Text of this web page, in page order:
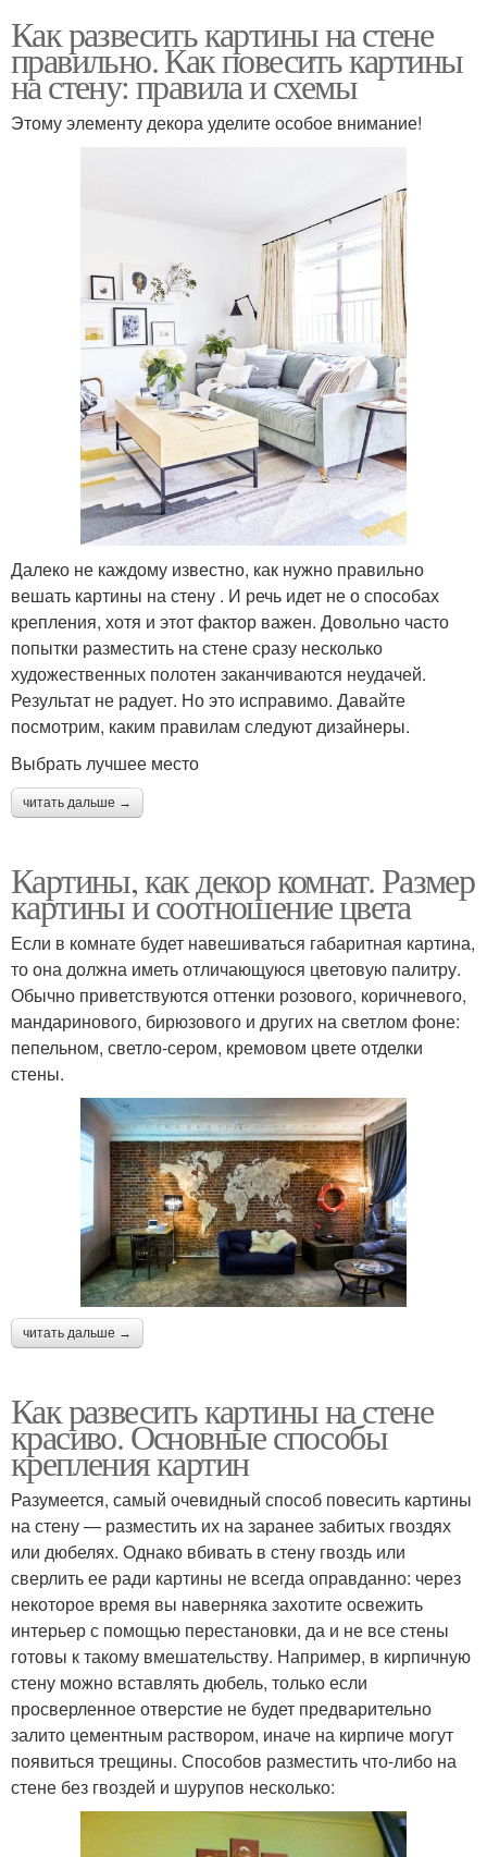
Как развесить картины на стене
правильно. Как повесить картины
на стену: правила и схемы
Этому элементу декора уделите особое внимание!
Далеко не каждому известно, как нужно правильно
вешать картины на стену . И речь идет не о способах
крепления, хотя и этот фактор важен. Довольно часто
попытки разместить на стене сразу несколько
художественных полотен заканчиваются неудачей.
Результат не радует. Но это исправимо. Давайте
посмотрим, каким правилам следуют дизайнеры.
Выбрать лучшее место
читать дальше →
Картины, как декор комнат. Размер
картины и соотношение цвета
Если в комнате будет навешиваться габаритная картина,
то она должна иметь отличающуюся цветовую палитру.
Обычно приветствуются оттенки розового, коричневого,
мандаринового, бирюзового и других на светлом фоне:
пепельном, светло-сером, кремовом цвете отделки
стены.
читать дальше →
Как развесить картины на стене
красиво. Основные способы
крепления картин
Разумеется, самый очевидный способ повесить картины
на стену — разместить их на заранее забитых гвоздях
или дюбелях. Однако вбивать в стену гвоздь или
сверлить ее ради картины не всегда оправданно: через
некоторое время вы наверняка захотите освежить
интерьер с помощью перестановки, да и не все стены
готовы к такому вмешательству. Например, в кирпичную
стену можно вставлять дюбель, только если
просверленное отверстие не будет предварительно
залито цементным раствором, иначе на кирпиче могут
появиться трещины. Способов разместить что-либо на
стене без гвоздей и шурупов несколько: